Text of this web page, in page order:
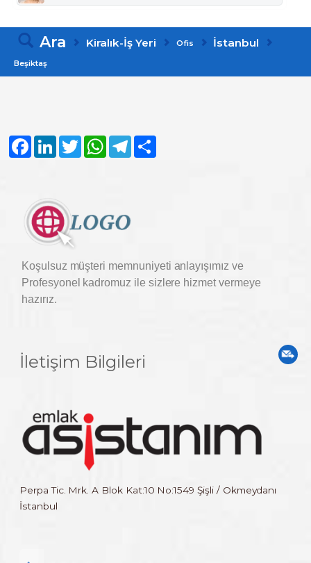
Ara Kiralık-İş Yeri Ofis İstanbul
Beşiktaş
Koşulsuz müşteri memnuniyeti anlayışımız ve
Profesyonel kadromuz ile sizlere hizmet vermeye
hazırız.
İletişim Bilgileri
Perpa Tic. Mrk. A Blok Kat:10 No:1549 Şişli / Okmeydanı
İstanbul
FacebookLinkedInTwitter WhatsAppTelegram